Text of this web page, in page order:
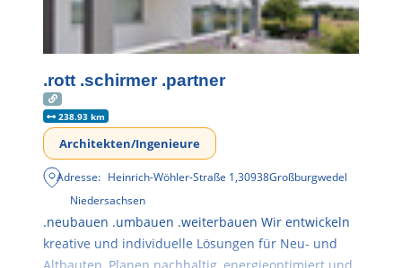
.rott .schirmer .partner
238.93 km
Architekten/Ingenieure
Adresse: Heinrich-Wöhler-Straße 1,30938Großburgwedel
Niedersachsen
.neubauen .umbauen .weiterbauen Wir entwickeln
kreative und individuelle Lösungen für Neu- und